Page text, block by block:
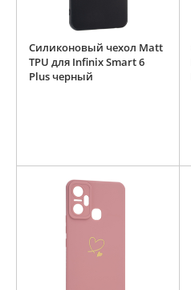
Силиконовый чехол Matt
TPU для Infinix Smart 6
Plus черный